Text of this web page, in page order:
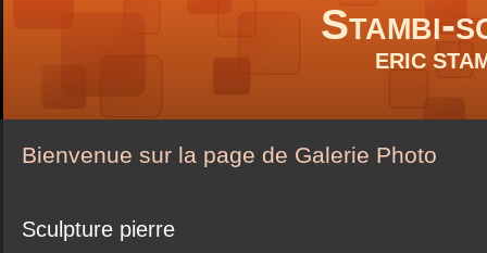
Stambi-
ERIC
Bienvenue sur la page de Galerie Photo
Sculpture pierre